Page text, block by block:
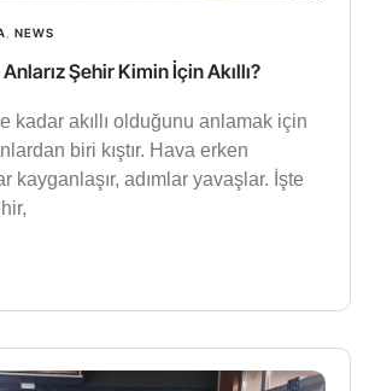
NEWS
Şehir Kimin İçin Akıllı?
kadar akıllı olduğunu anlamak için
biri kıştır. Hava erken
kayganlaşır, adımlar yavaşlar. İşte